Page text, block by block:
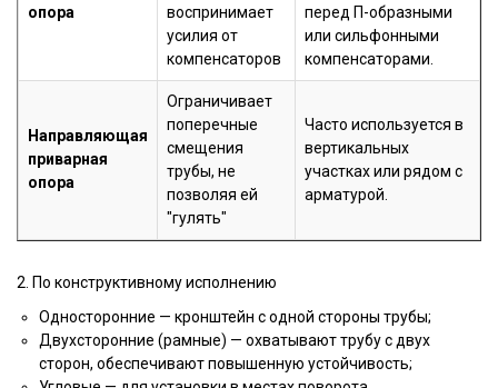
опора
воспринимает
усилия от
компенсаторов
перед П-образными
или сильфонными
компенсаторами.
Направляющая
приварная
опора
Ограничивает
поперечные
смещения
трубы, не
позволяя ей
"гулять"
Часто используется в
вертикальных
участках или рядом с
арматурой.
2. По конструктивному исполнению
Односторонние — кронштейн с одной стороны трубы;
Двухсторонние (рамные) — охватывают трубу с двух
сторон, обеспечивают повышенную устойчивость;